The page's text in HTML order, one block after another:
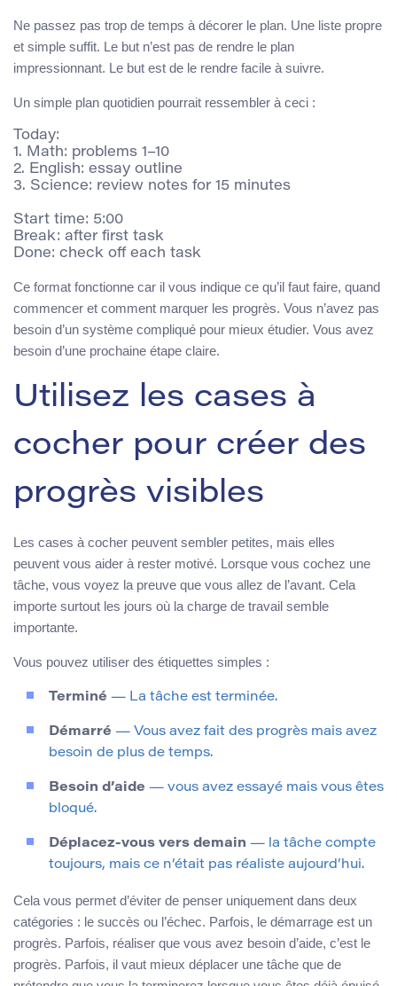
Ne passez pas trop de temps à décorer le plan. Une liste propre
et simple suffit. Le but n’est pas de rendre le plan
impressionnant. Le but est de le rendre facile à suivre.
Un simple plan quotidien pourrait ressembler à ceci :
Today:
1. Math: problems 1–10
2. English: essay outline
3. Science: review notes for 15 minutes
Start time: 5:00
Break: after first task
Ce format fonctionne car il vous indique ce qu’il faut faire, quand
commencer et comment marquer les progrès. Vous n’avez pas
besoin d’un système compliqué pour mieux étudier. Vous avez
besoin d’une prochaine étape claire.
Utilisez les cases à
cocher pour créer des
progrès visibles
Les cases à cocher peuvent sembler petites, mais elles
peuvent vous aider à rester motivé. Lorsque vous cochez une
tâche, vous voyez la preuve que vous allez de l’avant. Cela
importe surtout les jours où la charge de travail semble
importante.
Vous pouvez utiliser des étiquettes simples :
Terminé — La tâche est terminée.
Démarré — Vous avez fait des progrès mais avez
besoin de plus de temps.
Besoin d’aide — vous avez essayé mais vous êtes
bloqué.
Déplacez-vous vers demain — la tâche compte
toujours, mais ce n’était pas réaliste aujourd’hui.
Cela vous permet d’éviter de penser uniquement dans deux
catégories : le succès ou l’échec. Parfois, le démarrage est un
progrès. Parfois, réaliser que vous avez besoin d’aide, c’est le
progrès. Parfois, il vaut mieux déplacer une tâche que de